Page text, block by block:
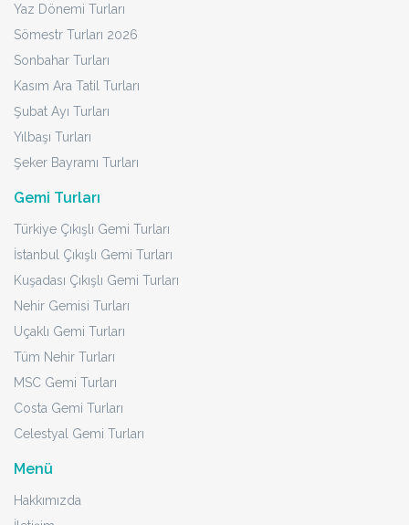
Yaz Dönemi Turları
Sömestr Turları 2026
Sonbahar Turları
Kasım Ara Tatil Turları
Şubat Ayı Turları
Yılbaşı Turları
Şeker Bayramı Turları
Gemi Turları
Türkiye Çıkışlı Gemi Turları
İstanbul Çıkışlı Gemi Turları
Kuşadası Çıkışlı Gemi Turları
Nehir Gemisi Turları
Uçaklı Gemi Turları
Tüm Nehir Turları
MSC Gemi Turları
Costa Gemi Turları
Celestyal Gemi Turları
Menü
Hakkımızda